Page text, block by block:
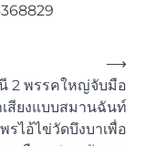
2 พรรคใหญ่จับมือ
สียงแบบสมานฉันท์
รไอ้ไข่วัดบึงบาเพื่อ
⟶